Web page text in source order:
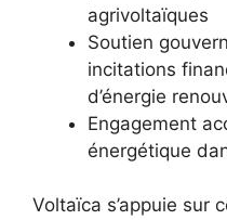
agrivoltaïques
Soutien
incitations
d’énergie
Engagement
énergétique
Voltaïca s’appuie sur